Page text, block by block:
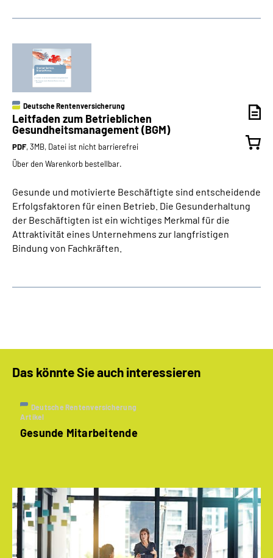
Deutsche Rentenversicherung
Leitfaden zum Betrieblichen
Gesundheitsmanagement (BGM)
PDF, 3MB, Datei ist nicht barrierefrei
Über den Warenkorb bestellbar.
Gesunde und motivierte Beschäftigte sind entscheidende
Erfolgsfaktoren für einen Betrieb. Die Gesunderhaltung
der Beschäftigten ist ein wichtiges Merkmal für die
Attraktivität eines Unternehmens zur langfristigen
Bindung von Fachkräften.
Das könnte Sie auch interessieren
Deutsche Rentenversicherung
Artikel
Gesunde ­Mitarbeitende